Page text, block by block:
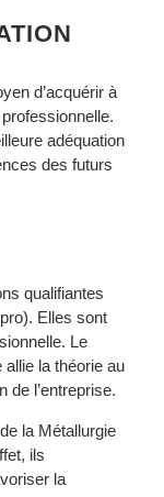
d’acquérir à
adéquation
des futurs
qualifiantes
Elles sont
Le
allie la théorie au
de l’entreprise.
la Métallurgie
ils
la